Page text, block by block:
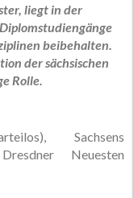
liegt in der
beibehalten.
der sächsischen
Rolle.
Sachsens
Neuesten